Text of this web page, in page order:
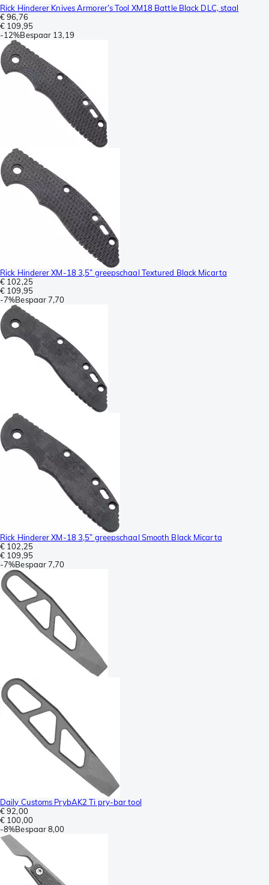
Rick Hinderer Knives Armorer’s Tool XM18 Battle Black DLC, staal
€ 96,76
€ 109,95
-12%Bespaar 13,19
Rick Hinderer XM-18 3,5” greepschaal Textured Black Micarta
€ 102,25
€ 109,95
-7%Bespaar7,70
Rick Hinderer XM-18 3,5” greepschaal Smooth Black Micarta
€ 102,25
€ 109,95
-7%Bespaar7,70
Daily Customs PrybAK2 Ti pry-bar tool
€ 92,00
€ 100,00
-8%Bespaar8,00